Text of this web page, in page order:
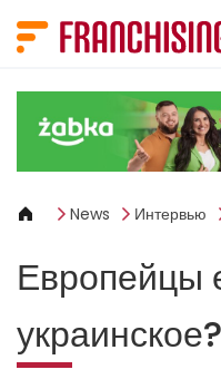
News Интервью
Европейцы
украинское?